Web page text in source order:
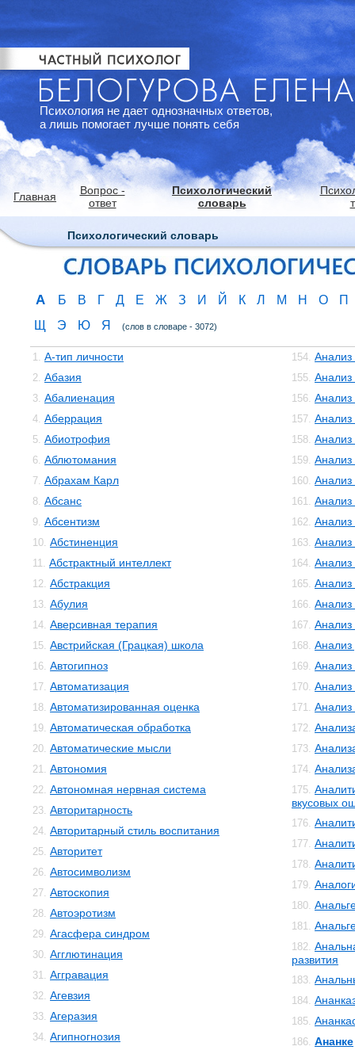
Психология не дает однозначных ответов,
а лишь помогает лучше понять себя
Главная
Вопрос -
ответ
Психологический
словарь
Психологический словарь
А Б В Г Д Е Ж З И Й К Л М Н О
П
Щ
Э Ю Я (слов в словаре - 3072)
1. А-тип личности
2. Абазия
3. Абалиенация
4. Аберрация
5. Абиотрофия
6. Аблютомания
7. Абрахам Карл
8. Абсанс
9. Абсентизм
10. Абстиненция
11. Абстрактный интеллект
12. Абстракция
13. Абулия
14. Аверсивная терапия
15. Австрийская (Грацкая) школа
16. Автогипноз
17. Автоматизация
18. Автоматизированная оценка
19. Автоматическая обработка
20. Автоматические мысли
21. Автономия
22. Автономная нервная система
23. Авторитарность
24. Авторитарный стиль воспитания
25. Авторитет
26. Автосимволизм
27. Автоскопия
28. Автоэротизм
29. Агасфера синдром
30. Агглютинация
31. Аггравация
32. Агевзия
33. Агеразия
34. Агипногнозия
154. Анализ
155. Анализ
156. Анализ
157. Анализ
158. Анализ
159. Анализ
160. Анализ
161.
162. Анализ
163. Анализ
164.
165. Анализ
166.
167. Анализ
168. Анализ
169.
170. Анализ
171. Анализ
172.
173.
174.
175.
вкусовых
176.
177.
178.
179.
180.
181.
182.
развития
183.
184.
185.
186. Ананке